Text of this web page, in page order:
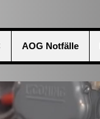
AOG Notfälle